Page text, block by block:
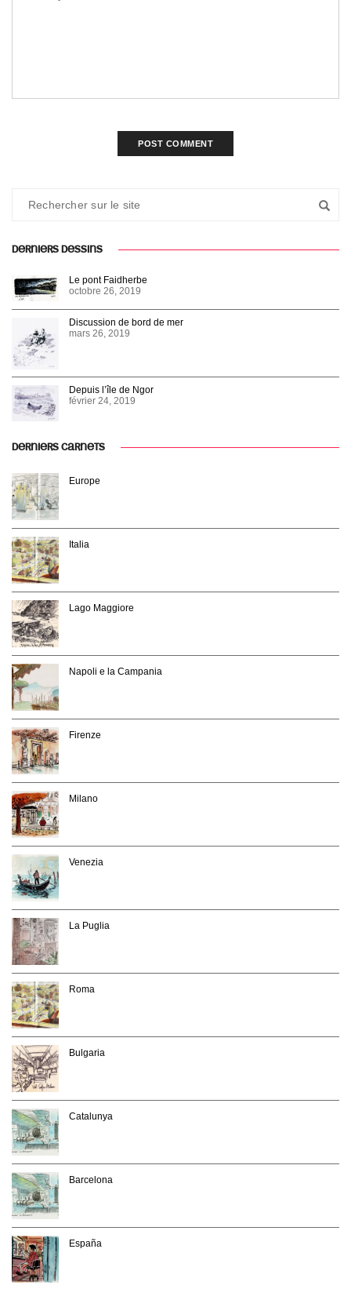
DERNIERS DESSINS
Le pont Faidherbe
octobre 26, 2019
Discussion de bord de mer
mars 26, 2019
Depuis l’île de Ngor
février 24, 2019
DERNIERS CARNETS
Europe
Italia
Lago Maggiore
Napoli e la Campania
Firenze
Milano
Venezia
La Puglia
Roma
Bulgaria
Catalunya
Barcelona
España